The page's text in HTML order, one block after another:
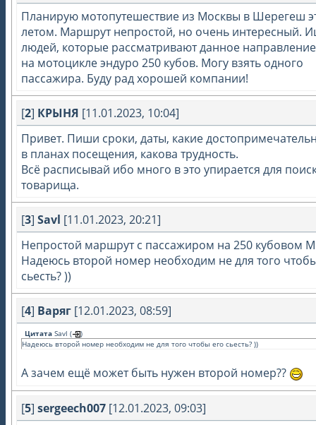
Планирую мотопутешествие из Москвы в Шерегеш
летом. Маршрут непростой, но очень интересный.
людей, которые рассматривают данное
на мотоцикле эндуро 250 кубов. Могу взять одного
пассажира. Буду рад хорошей компании!
[2] КРЫНЯ [11.01.2023, 10:04]
Привет. Пиши сроки, даты, какие
в планах посещения, какова трудность.
Всё расписывай ибо много в это упирается для
товарища.
[3] Savl [11.01.2023, 20:21]
Непростой маршрут с пассажиром на 250 кубовом
Надеюсь второй номер необходим не для того
сьесть? ))
[4] Варяг [12.01.2023, 08:59]
Цитата Savl (
)
Надеюсь второй номер необходим не для того чтобы его сьесть? ))
А зачем ещё может быть нужен второй номер??
[5] sergeech007 [12.01.2023, 09:03]